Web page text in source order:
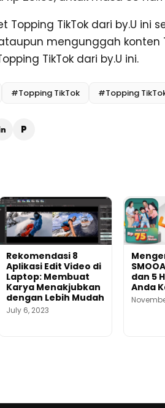
Topping TikTok dari by.U ini
mengunggah konten
TikTok dari by.U ini.
#Topping TikTok #Topping
Rekomendasi 8
Aplikasi Edit Video di
Laptop: Membuat
Karya Menakjubkan
dengan Lebih Mudah
July 6, 2023
dan 5
Anda